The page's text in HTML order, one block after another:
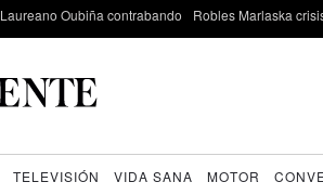
Laureano Oubiña contrabando Robles Marlaska
TELEVISIÓN VIDA SANA MOTOR